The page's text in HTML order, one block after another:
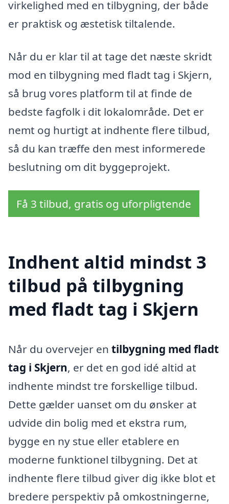
virkelighed med en tilbygning, der både
er praktisk og æstetisk tiltalende.
Når du er klar til at tage det næste skridt
mod en tilbygning med fladt tag i Skjern,
så brug vores platform til at finde de
bedste fagfolk i dit lokalområde. Det er
nemt og hurtigt at indhente flere tilbud,
så du kan træffe den mest informerede
beslutning om dit byggeprojekt.
Få 3 tilbud, gratis og uforpligtende
Indhent altid mindst 3
tilbud på tilbygning
med fladt tag i Skjern
Når du overvejer en tilbygning med fladt
tag i Skjern, er det en god idé altid at
indhente mindst tre forskellige tilbud.
Dette gælder uanset om du ønsker at
udvide din bolig med et ekstra rum,
bygge en ny stue eller etablere en
moderne funktionel tilbygning. Det at
indhente flere tilbud giver dig ikke blot et
bredere perspektiv på omkostningerne,